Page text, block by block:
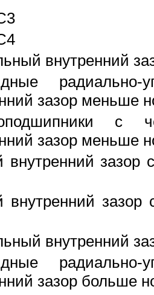
внутренний
радиально-
зазор меньше
с
зазор меньше
внутренний зазор
внутренний зазор
внутренний
радиально-
зазор больше